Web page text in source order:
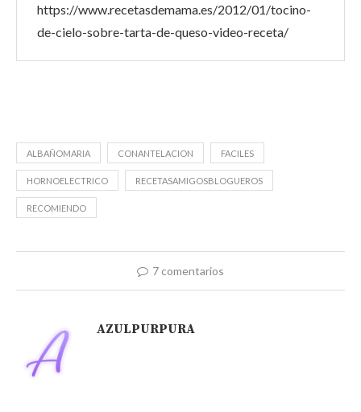
https://www.recetasdemama.es/2012/01/tocino-
de-cielo-sobre-tarta-de-queso-video-receta/
ALBAÑOMARIA CONANTELACION FACILES
HORNOELECTRICO RECETASAMIGOSBLOGUEROS
RECOMIENDO
7 comentarios
AZULPURPURA